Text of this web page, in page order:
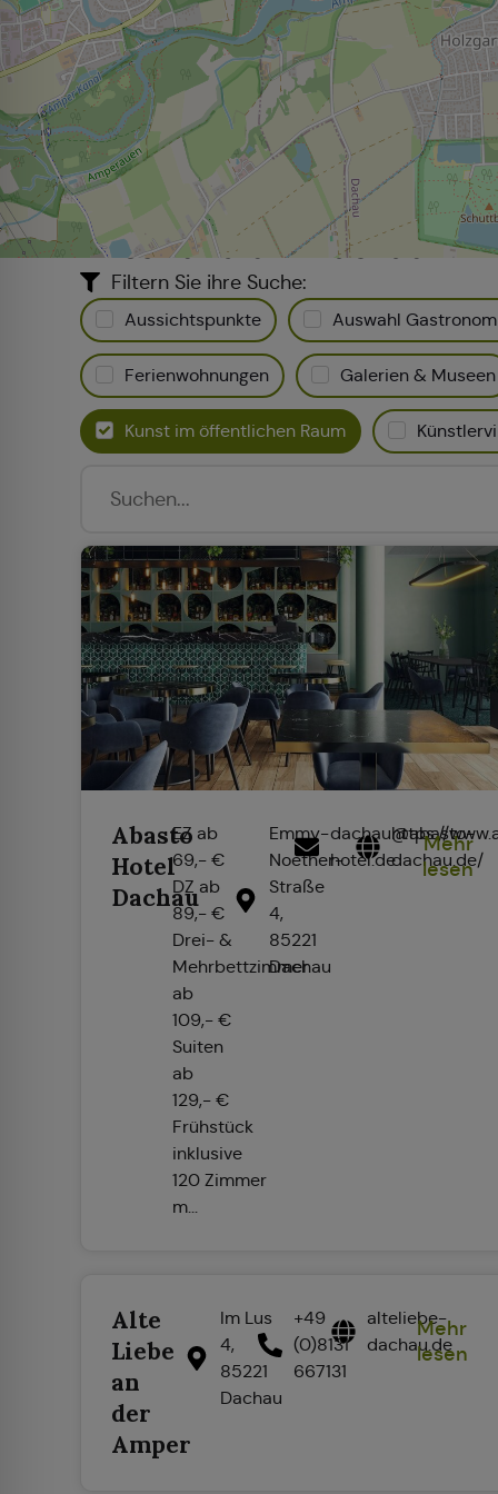
Alles rund um Dachau
Filtern Sie ihre Suche:
Aussichtspunkte Auswahl
Ferienwohnungen Galerien & Museen
Kunst im öffentlichen Raum
Abasto
Hotel
Dachau
EZ ab
69,- €
DZ ab
89,- €
Drei- &
Mehrbettzimmer
ab
109,- €
Suiten
ab
129,- €
Frühstück
inklusive
120 Zimmer
m...
Emmy-
Noether-
Straße
4,
85221
Dachau
dachau@abasto-
hotel.de
https://
dachau.de/
Mehr
lesen
Alte
Liebe
an
der
Amper
Im Lus
4,
85221
Dachau
+49
(0)8131
667131
alteliebe-
dachau.de
Mehr
lesen